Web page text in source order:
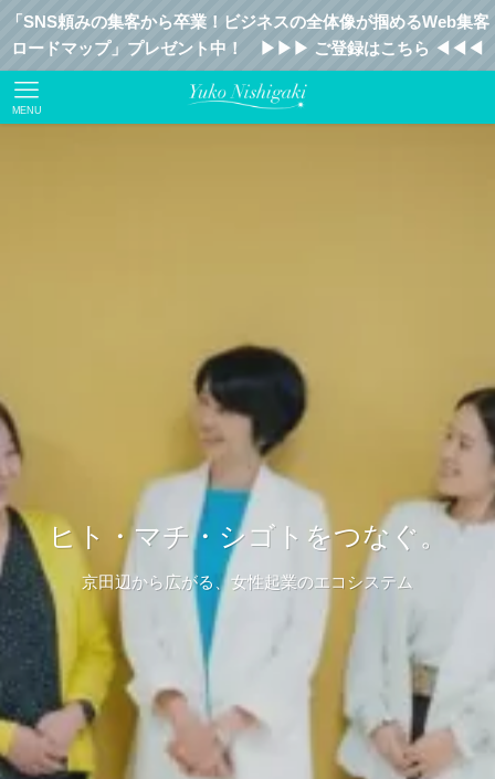
「SNS頼みの集客から卒業！ビジネスの全体像が掴めるWeb集客
ロードマップ」プレゼント中！ ▶︎▶︎▶︎ ご登録はこちら ◀︎◀︎◀︎
MENU
ヒト・マチ・シゴトをつなぐ。
京田辺から広がる、女性起業のエコシステム
「趣味」から「事業」へ。
選ばれる私になる。
地域女性ビジネス構築パートナー
ビジネスの土台と、
活躍の場をあなたに。
Web構築 × 地域デビュー支援
ヒト・マチ・シゴトをつなぐ。
京田辺から広がる、女性起業のエコシステム